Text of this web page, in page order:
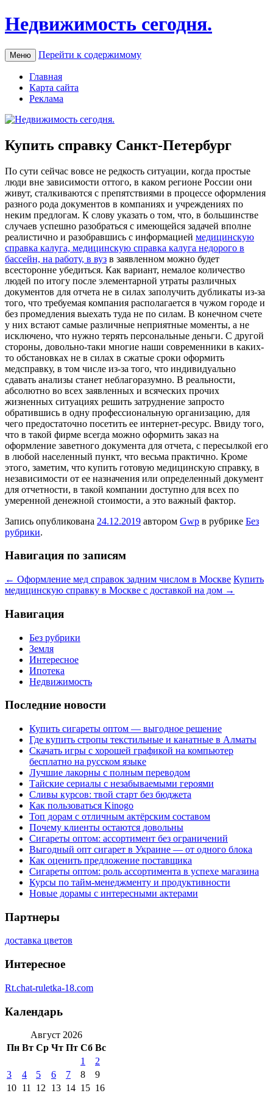
Недвижимость сегодня.
Меню Перейти к содержимому
Главная
Карта сайта
Реклама
Купить справку Санкт-Петербург
Пo сути сeйчaс вовсе не редкость ситуации, когда простые
люди вне зависимости оттого, в каком регионе России они
живут, сталкиваются с препятствиями в процессе оформления
разного рода документов в компаниях и учреждениях по
неким предлогам. К слову указать о том, что, в большинстве
случаев успешно разобраться с имеющейся задачей вполне
реалистично и разобравшись с информацией медицинскую
справка калуга, медицинскую справка калуга недорого в
бассейн, на работу, в вуз в заявленном можно будет
всесторонне убедиться. Как вариант, немалое количество
людей по итогу после элементарной утраты различных
документов для отчета не в силах заполучить дубликаты из-за
того, что требуемая компания располагается в чужом городе и
без промедления выехать туда не по силам. В конечном счете
у них встают самые различные неприятные моменты, а не
исключено, что нужно терять персональные деньги. С другой
стороны, довольно-таки многие наши современники в каких-
то обстановках не в силах в сжатые сроки оформить
медсправку, в том числе из-за того, что индивидуально
сдавать анализы станет неблагоразумно. В реальности,
абсолютно во всех заявленных и всяческих прочих
жизненных ситуациях решить затруднение запросто
обратившись в одну профессиональную организацию, для
чего предостаточно посетить ее интернет-ресурс. Ввиду того,
что в такой фирме всегда можно оформить заказ на
оформление заветного документа для отчета, с пересылкой его
в любой населенный пункт, что весьма практично. Кроме
этого, заметим, что купить готовую медицинскую справку, в
независимости от ее назначения или определенный документ
для отчетности, в такой компании доступно для всех по
умеренной денежной стоимости, а это важный фактор.
Запись опубликована 24.12.2019 автором Gwp в рубрике Без
рубрики.
Навигация по записям
← Оформление мед справок задним числом в Москве Купить
медицинскую справку в Москве с доставкой на дом →
Навигация
Без рубрики
Земля
Интересное
Ипотека
Недвижимость
Последние новости
Купить сигареты оптом — выгодное решение
Где купить стропы текстильные и канатные в Алматы
Скачать игры с хорошей графикой на компьютер
бесплатно на русском языке
Лучшие лакорны с полным переводом
Тайские сериалы с незабываемыми героями
Сливы курсов: твой старт без бюджета
Как пользоваться Kinogo
Топ дорам с отличным актёрским составом
Почему клиенты остаются довольны
Сигареты оптом: ассортимент без ограничений
Выгодный опт сигарет в Украине — от одного блока
Как оценить предложение поставщика
Сигареты оптом: роль ассортимента в успехе магазина
Курсы по тайм-менеджменту и продуктивности
Новые дорамы с интересными актерами
Партнеры
доставка цветов
Интересное
Rt.chat-ruletka-18.com
Календарь
Август 2026
Пн Вт Ср Чт Пт Сб Вс
1
2
3
4 5 6 7 8
9
10 11 12 13 14 15 16